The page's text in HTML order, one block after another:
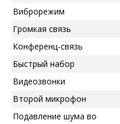
Виброрежим
Громкая связь
Конференц-связь
Быстрый набор
Видеозвонки
Второй микрофон
Подавление шума во